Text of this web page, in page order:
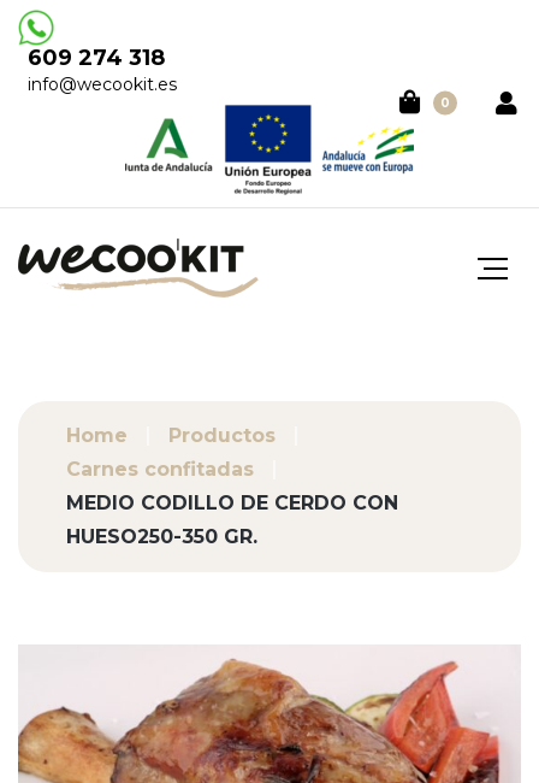
609 274 318
info@wecookit.es
0
Home
Productos
Carnes confitadas
MEDIO CODILLO DE CERDO CON
HUESO250-350 GR.